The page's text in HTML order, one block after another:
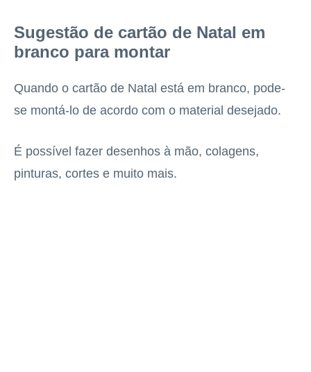
Sugestão de cartão de Natal em
branco para montar
Quando o cartão de Natal está em branco, pode-
se montá-lo de acordo com o material desejado.
É possível fazer desenhos à mão, colagens,
pinturas, cortes e muito mais.